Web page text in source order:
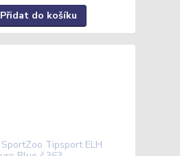
Přidat do košíku